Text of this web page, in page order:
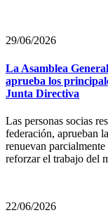
29/06/2026
La Asamblea
aprueba los
Junta Directiva
Las personas socias
federación, aprueban
renuevan
reforzar el trabajo del
22/06/2026